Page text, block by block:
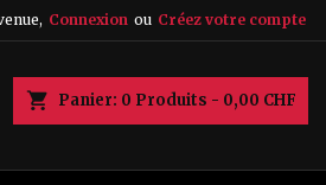
Connexion ou Créez votre compte
Panier 0 Produits - 0,00 CHF